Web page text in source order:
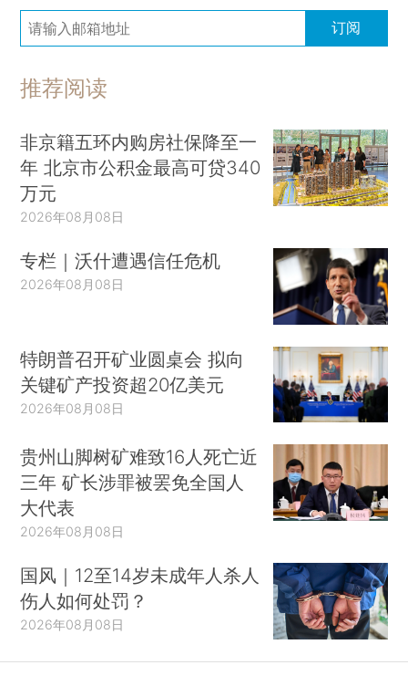
订阅
推荐阅读
非京籍五环内购房社保降至一
年 北京市公积金最高可贷340
万元
2026年08月08日
专栏｜沃什遭遇信任危机
2026年08月08日
特朗普召开矿业圆桌会 拟向
关键矿产投资超20亿美元
2026年08月08日
贵州山脚树矿难致16人死亡近
三年 矿长涉罪被罢免全国人
大代表
2026年08月08日
国风｜12至14岁未成年人杀人
伤人如何处罚？
2026年08月08日